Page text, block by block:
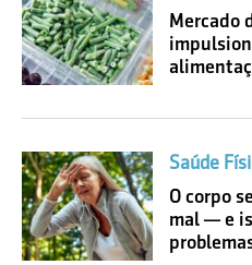
Mercado
Saúde
O corpo
mal — e